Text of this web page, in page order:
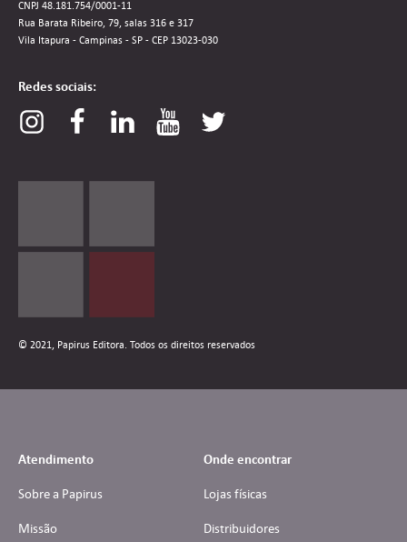
CNPJ 48.181.754/0001-11
Rua Barata Ribeiro, 79, salas 316 e 317
Vila Itapura - Campinas - SP - CEP 13023-030
Redes sociais:
© 2021, Papirus Editora. Todos os direitos reservados
Atendimento
Sobre a Papirus
Missão
Onde encontrar
Lojas físicas
Distribuidores